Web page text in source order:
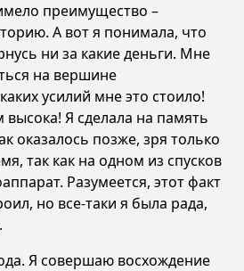
преимущество –
А вот я понимала, что
ни за какие деньги. Мне
на вершине
усилий мне это стоило!
Я сделала на память
оказалось позже, зря только
так как на одном из спусков
Разумеется, этот факт
но все-таки я была рада,
Я совершаю восхождение